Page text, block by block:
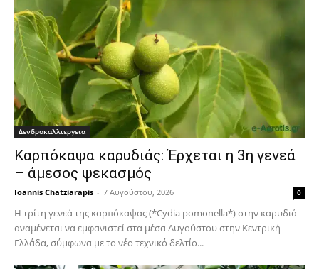
Δενδροκαλλιεργεια
Καρπόκαψα καρυδιάς: Έρχεται η 3η γενεά
– άμεσος ψεκασμός
Ioannis Chatziarapis - 7 Αυγούστου, 2026 0
Η τρίτη γενεά της καρπόκαψας (*Cydia pomonella*) στην καρυδιά
αναμένεται να εμφανιστεί στα μέσα Αυγούστου στην Κεντρική
Ελλάδα, σύμφωνα με το νέο τεχνικό δελτίο...